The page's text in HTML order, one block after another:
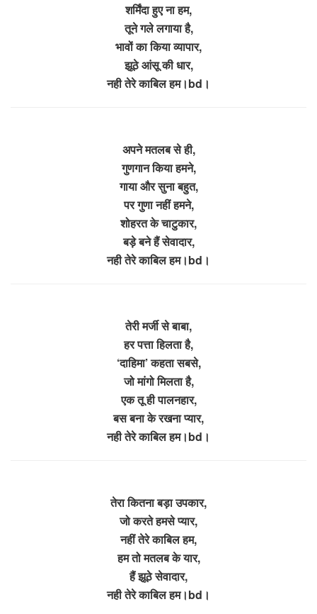
शर्मिंदा हुए ना हम,
तूने गले लगाया है,
भावों का किया व्यापार,
झूठे आंसू की धार,
नही तेरे काबिल हम।bd।
अपने मतलब से ही,
गुणगान किया हमने,
गाया और सुना बहुत,
पर गुणा नहीं हमने,
शोहरत के चाटुकार,
बड़े बने हैं सेवादार,
नही तेरे काबिल हम।bd।
तेरी मर्जी से बाबा,
हर पत्ता हिलता है,
‘दाहिमा’ कहता सबसे,
जो मांगो मिलता है,
एक तू ही पालनहार,
बस बना के रखना प्यार,
नही तेरे काबिल हम।bd।
तेरा कितना बड़ा उपकार,
जो करते हमसे प्यार,
नहीं तेरे काबिल हम,
हम तो मतलब के यार,
हैं झूठे सेवादार,
नही तेरे काबिल हम।bd।